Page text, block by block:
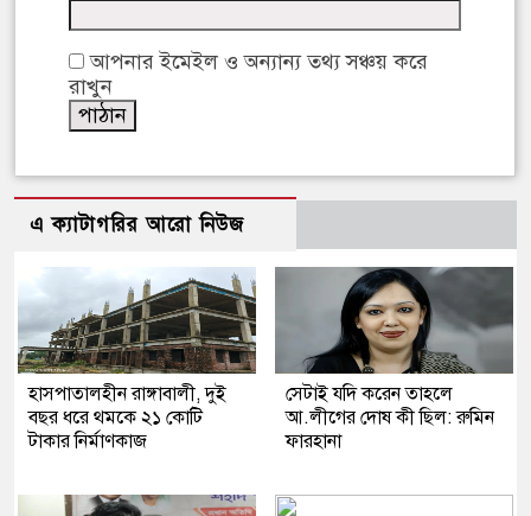
আপনার ইমেইল ও অন্যান্য তথ্য সঞ্চয় করে
রাখুন
এ ক্যাটাগরির আরো নিউজ
হাসপাতালহীন রাঙ্গাবালী, দুই
বছর ধরে থমকে ২১ কোটি
টাকার নির্মাণকাজ
সেটাই যদি করেন তাহলে
আ.লীগের দোষ কী ছিল: রুমিন
ফারহানা